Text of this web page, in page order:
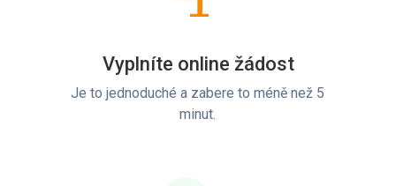
Vyplníte online žádost
Je to jednoduché a zabere to méně než 5
minut.